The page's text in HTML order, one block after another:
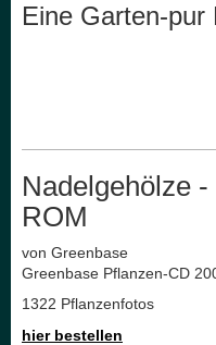
Eine Garten-pur
Nadelgehölze
ROM
von Greenbase
Greenbase Pflanzen-CD
1322 Pflanzenfotos
hier bestellen